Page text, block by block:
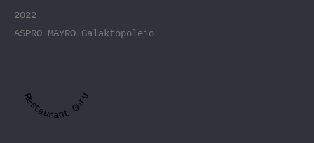
2022
ASPRO MAYRO Galaktopoleio
Restaurant Guru